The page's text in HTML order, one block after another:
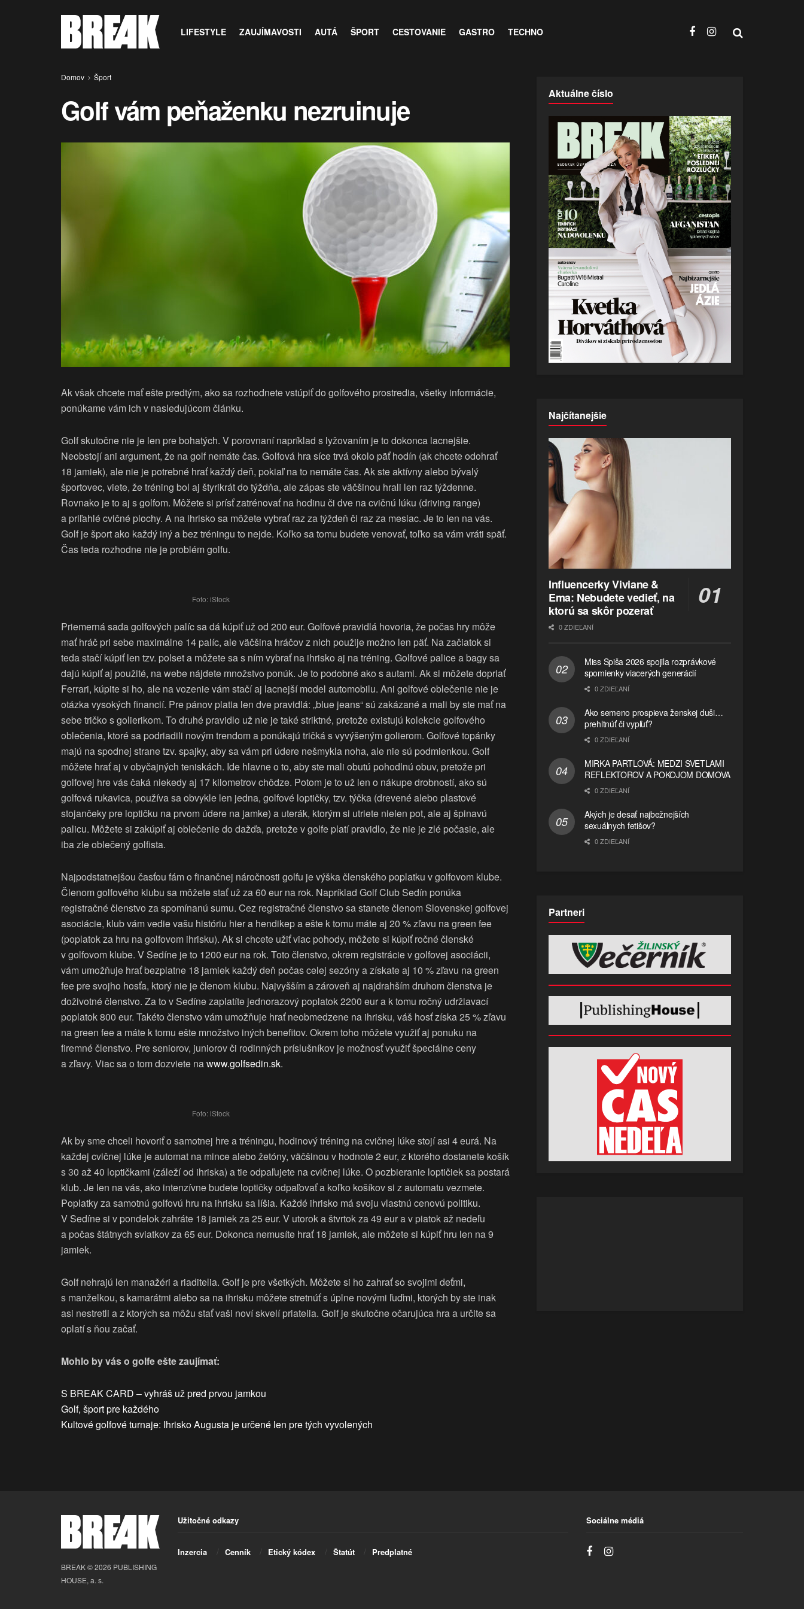
LIFESTYLE ZAUJÍMAVOSTI AUTÁ ŠPORT CESTOVANIE GASTRO TECHNO
Domov Šport
Golf vám peňaženku nezruinuje
Ak však chcete mať ešte predtým, ako sa rozhodnete vstúpiť do golfového prostredia, všetky informácie,
ponúkame vám ich v nasledujúcom článku.
Golf skutočne nie je len pre bohatých. V porovnaní napríklad s lyžovaním je to dokonca lacnejšie.
Neobstojí ani argument, že na golf nemáte čas. Golfová hra síce trvá okolo päť hodín (ak chcete odohrať
18 jamiek), ale nie je potrebné hrať každý deň, pokiaľ na to nemáte čas. Ak ste aktívny alebo bývalý
športovec, viete, že tréning bol aj štyrikrát do týždňa, ale zápas ste väčšinou hrali len raz týždenne.
Rovnako je to aj s golfom. Môžete si prísť zatrénovať na hodinu či dve na cvičnú lúku (driving range)
a priľahlé cvičné plochy. A na ihrisko sa môžete vybrať raz za týždeň či raz za mesiac. Je to len na vás.
Golf je šport ako každý iný a bez tréningu to nejde. Koľko sa tomu budete venovať, toľko sa vám vráti späť.
Čas teda rozhodne nie je problém golfu.
Foto: iStock
Priemerná sada golfových palíc sa dá kúpiť už od 200 eur. Golfové pravidlá hovoria, že počas hry môže
mať hráč pri sebe maximálne 14 palíc, ale väčšina hráčov z nich použije možno len päť. Na začiatok si
teda stačí kúpiť len tzv. polset a môžete sa s ním vybrať na ihrisko aj na tréning. Golfové palice a bagy sa
dajú kúpiť aj použité, na webe nájdete množstvo ponúk. Je to podobné ako s autami. Ak si môžete dopriať
Ferrari, kúpite si ho, ale na vozenie vám stačí aj lacnejší model automobilu. Ani golfové oblečenie nie je
otázka vysokých financií. Pre pánov platia len dve pravidlá: „blue jeans“ sú zakázané a mali by ste mať na
sebe tričko s golierikom. To druhé pravidlo už nie je také striktné, pretože existujú kolekcie golfového
oblečenia, ktoré sa podriadili novým trendom a ponúkajú tričká s vyvýšeným golierom. Golfové topánky
majú na spodnej strane tzv. spajky, aby sa vám pri údere nešmykla noha, ale nie sú podmienkou. Golf
môžete hrať aj v obyčajných teniskách. Ide hlavne o to, aby ste mali obutú pohodlnú obuv, pretože pri
golfovej hre vás čaká niekedy aj 17 kilometrov chôdze. Potom je to už len o nákupe drobností, ako sú
golfová rukavica, používa sa obvykle len jedna, golfové loptičky, tzv. týčka (drevené alebo plastové
stojančeky pre loptičku na prvom údere na jamke) a uterák, ktorým si utriete nielen pot, ale aj špinavú
palicu. Môžete si zakúpiť aj oblečenie do dažďa, pretože v golfe platí pravidlo, že nie je zlé počasie, ale
iba zle oblečený golfista.
Najpodstatnejšou časťou fám o finančnej náročnosti golfu je výška členského poplatku v golfovom klube.
Členom golfového klubu sa môžete stať už za 60 eur na rok. Napríklad Golf Club Sedín ponúka
registračné členstvo za spomínanú sumu. Cez registračné členstvo sa stanete členom Slovenskej golfovej
asociácie, klub vám vedie vašu históriu hier a hendikep a ešte k tomu máte aj 20 % zľavu na green fee
(poplatok za hru na golfovom ihrisku). Ak si chcete užiť viac pohody, môžete si kúpiť ročné členské
v golfovom klube. V Sedíne je to 1200 eur na rok. Toto členstvo, okrem registrácie v golfovej asociácii,
vám umožňuje hrať bezplatne 18 jamiek každý deň počas celej sezóny a získate aj 10 % zľavu na green
fee pre svojho hosťa, ktorý nie je členom klubu. Najvyšším a zároveň aj najdrahším druhom členstva je
doživotné členstvo. Za to v Sedíne zaplatíte jednorazový poplatok 2200 eur a k tomu ročný udržiavací
poplatok 800 eur. Takéto členstvo vám umožňuje hrať neobmedzene na ihrisku, váš hosť získa 25 % zľavu
na green fee a máte k tomu ešte množstvo iných benefitov. Okrem toho môžete využiť aj ponuku na
firemné členstvo. Pre seniorov, juniorov či rodinných príslušníkov je možnosť využiť špeciálne ceny
a zľavy. Viac sa o tom dozviete nawww.golfsedin.sk.
Foto: iStock
Ak by sme chceli hovoriť o samotnej hre a tréningu, hodinový tréning na cvičnej lúke stojí asi 4 eurá. Na
každej cvičnej lúke je automat na mince alebo žetóny, väčšinou v hodnote 2 eur, z ktorého dostanete košík
s 30 až 40 loptičkami (záleží od ihriska) a tie odpaľujete na cvičnej lúke. O pozbieranie loptičiek sa postará
klub. Je len na vás, ako intenzívne budete loptičky odpaľovať a koľko košíkov si z automatu vezmete.
Poplatky za samotnú golfovú hru na ihrisku sa líšia. Každé ihrisko má svoju vlastnú cenovú politiku.
V Sedíne si v pondelok zahráte 18 jamiek za 25 eur. V utorok a štvrtok za 49 eur a v piatok až nedeľu
a počas štátnych sviatkov za 65 eur. Dokonca nemusíte hrať 18 jamiek, ale môžete si kúpiť hru len na 9
jamiek.
Golf nehrajú len manažéri a riaditelia. Golf je pre všetkých. Môžete si ho zahrať so svojimi deťmi,
s manželkou, s kamarátmi alebo sa na ihrisku môžete stretnúť s úplne novými ľuďmi, ktorých by ste inak
asi nestretli a z ktorých sa môžu stať vaši noví skvelí priatelia. Golf je skutočne očarujúca hra a určite sa
oplatí s ňou začať.
Mohlo by vás o golfe ešte zaujímať:
S BREAK CARD – vyhráš už pred prvou jamkou
Golf, šport pre každého
Kultové golfové turnaje: Ihrisko Augusta je určené len pre tých vyvolených
Aktuálne číslo
Najčítanejšie
Influencerky Viviane &
Ema: Nebudete vedieť, na
ktorú sa skôr pozerať
0 ZDIEĽANÍ
Miss Spiša 2026 spojila rozprávkové
spomienky viacerých generácií
0 ZDIEĽANÍ
Ako semeno prospieva ženskej duši…
prehltnúť či vypľuť?
0 ZDIEĽANÍ
MIRKA PARTLOVÁ: MEDZI SVETLAMI
REFLEKTOROV A POKOJOM DOMOVA
0 ZDIEĽANÍ
Akých je desať najbežnejších
sexuálnych fetišov?
0 ZDIEĽANÍ
Partneri
BREAK © 2026 PUBLISHING
HOUSE, a. s.
Užitočné odkazy
Inzercia Cenník Etický kódex Štatút Predplatné
Sociálne médiá